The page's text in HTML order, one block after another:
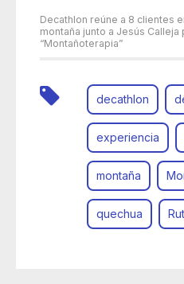
Decathlon reúne a 8 clientes
montaña junto a Jesús
“Montañoterapia”
decathlon
experiencia
montaña
quechua